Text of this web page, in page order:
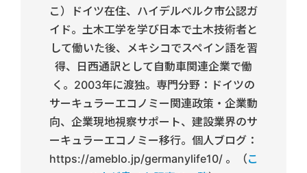
こ）ドイツ在住、ハイデルベルク市公認ガ
イド。土木工学を学び日本で土木技術者と
して働いた後、メキシコでスペイン語を習
得、日西通訳として自動車関連企業で働
く。2003年に渡独。専門分野：ドイツの
サーキュラーエコノミー関連政策・企業動
向、企業現地視察サポート、建設業界のサ
ーキュラーエコノミー移行。個人ブログ：
https://ameblo.jp/germanylife10/ 。（こ